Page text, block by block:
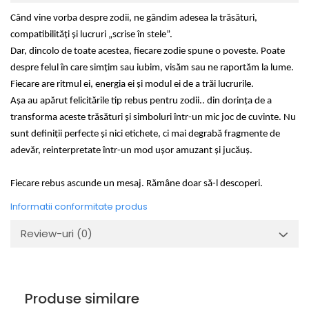
Când vine vorba despre zodii, ne gândim adesea la trăsături,
compatibilități și lucruri „scrise în stele”.
Dar, dincolo de toate acestea, fiecare zodie spune o poveste. Poate
despre felul în care simțim sau iubim, visăm sau ne raportăm la lume.
Fiecare are ritmul ei, energia ei și modul ei de a trăi lucrurile.
Așa au apărut felicitările tip rebus pentru zodii.. din dorința de a
transforma aceste trăsături și simboluri într-un mic joc de cuvinte. Nu
sunt definiții perfecte și nici etichete, ci mai degrabă fragmente de
adevăr, reinterpretate într-un mod ușor amuzant și jucăuș.
Fiecare rebus ascunde un mesaj. Rămâne doar să-l descoperi.
Informatii conformitate produs
Review-uri (0)
Produse similare